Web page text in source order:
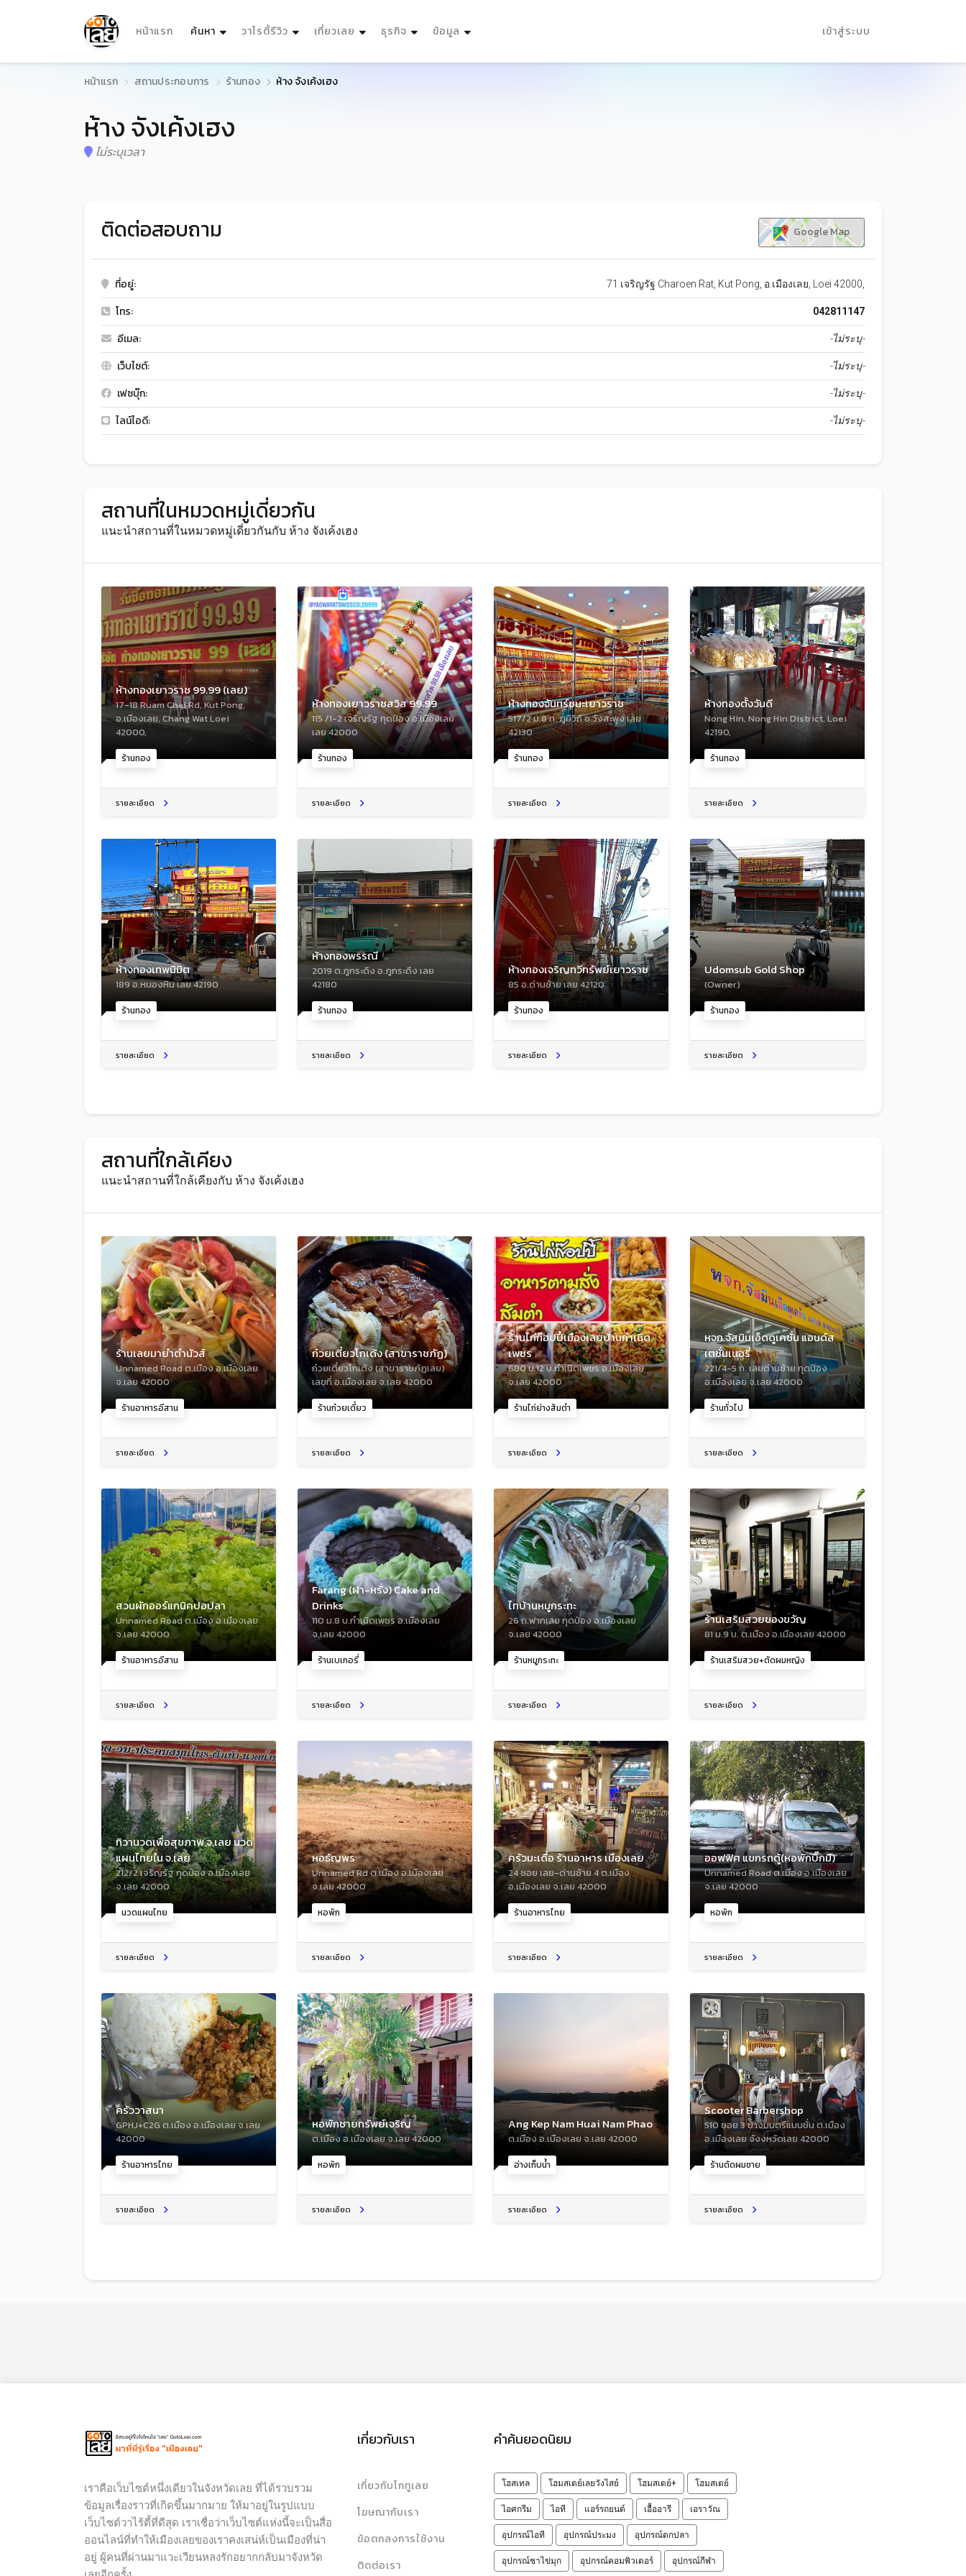
หน้าแรก ค้นหา (current)วาไรตี้รีวิว เที่ยวเลย ธุรกิจ ข้อมูล เข้าสู่ระบบ
หน้าแรก สถานประกอบการ ร้านทอง ห้าง จังเค้งเฮง
ห้าง จังเค้งเฮง
ไม่ระบุเวลา
ติดต่อสอบถาม Google Map
ที่อยู่: 71 เจริญรัฐ Charoen Rat, Kut Pong, อ.เมืองเลย, Loei 42000,
โทร: 042811147
อีเมล: -ไม่ระบุ-
เว็บไซต์: -ไม่ระบุ-
เฟซบุ๊ก: -ไม่ระบุ-
ไลน์ไอดี: -ไม่ระบุ-
สถานที่ในหมวดหมู่เดี่ยวกัน
แนะนำสถานที่ในหมวดหมู่เดี่ยวกันกับ ห้าง จังเค้งเฮง
ร้านทอง
ห้างทองเยาวราช 99.99 (เลย)
17-18 Ruam Chai Rd, Kut Pong,
อ.เมืองเลย, Chang Wat Loei
42000,
รายละเอียด
ร้านทอง
ห้างทองเยาวราชสวิส 99.99
115 /1-2 เจริญรัฐ กุดป่อง อ.เมืองเลย
เลย 42000
รายละเอียด
ร้านทอง
ห้างทองจันทร์ชนะเยาวราช
517/2 ม.8 ถ. ภูมิวิถี อ.วังสะพุง เลย
42130
รายละเอียด
ร้านทอง
ห้างทองตั้งวันดี
Nong Hin, Nong Hin District, Loei
42190,
รายละเอียด
ร้านทอง
ห้างทองเทพนิมิต
189 อ.หนองหิน เลย 42190
รายละเอียด
ร้านทอง
ห้างทองพรรณี
2019 ต.ภูกระดึง อ.ภูกระดึง เลย
42180
รายละเอียด
ร้านทอง
ห้างทองเจริญทวีทรัพย์เยาวราช
85 อ.ด่านซ้าย เลย 42120
รายละเอียด
ร้านทอง
Udomsub Gold Shop
(Owner)
รายละเอียด
สถานที่ใกล้เคียง
แนะนำสถานที่ใกล้เคียงกับ ห้าง จังเค้งเฮง
ร้านอาหารอีสาน
ร้านเลยมายำตำนัวส์
Unnamed Road ต.เมือง อ.เมืองเลย
จ.เลย 42000
รายละเอียด
ร้านก๋วยเตี๋ยว
ก๋วยเตี๋ยวโกเด้ง (สาขาราชภัฏ)
ก๋วยเตี๋ยวโกเด้ง (สาขาราชภัฏเลย)
เลขที่ อ.เมืองเลย จ.เลย 42000
รายละเอียด
ร้านไก่ย่างส้มตำ
ร้านไก่ก๊อปปี้เมืองเลยบ้านกำเนิด
เพชร
680 ม.12 บ.กำเนิดเพชร อ.เมืองเลย
จ.เลย 42000
รายละเอียด
ร้านทั่วไป
หจก.จัสมินเอ็ดดูเคชั่น แอนด์ส
เตชั่นเนอรี่
221/4-5 ถ. เลยด่านซ้าย กุดป่อง
อ.เมืองเลย จ.เลย 42000
รายละเอียด
ร้านอาหารอีสาน
สวนผักออร์แกนิคปอปลา
Unnamed Road ต.เมือง อ.เมืองเลย
จ.เลย 42000
รายละเอียด
ร้านเบเกอรี่
Farang (ฝา-หรั่ง) Cake and
Drinks
110 ม.8 บ.กำเนิดเพชร อ.เมืองเลย
จ.เลย 42000
รายละเอียด
ร้านหมูกระทะ
ไทบ้านหมูกระทะ
26 ถ.ฟากเลย กุดป่อง อ.เมืองเลย
จ.เลย 42000
รายละเอียด
ร้านเสริมสวย+ตัดผมหญิง
ร้านเสริมสวยของขวัญ
81 ม.9 บ. ต.เมือง อ.เมืองเลย 42000
รายละเอียด
นวดแผนไทย
ทิวานวดเพื่อสุขภาพ จ.เลย นวด
แผนไทยใน จ.เลย
212/2 เจริญรัฐ กุดป่อง อ.เมืองเลย
จ.เลย 42000
รายละเอียด
หอพัก
หอธัญพร
Unnamed Rd ต.เมือง อ.เมืองเลย
จ.เลย 42000
รายละเอียด
ร้านอาหารไทย
ครัวมะเดื่อ ร้านอาหาร เมืองเลย
24 ซอย เลย-ด่านซ้าย 4 ต.เมือง
อ.เมืองเลย จ.เลย 42000
รายละเอียด
หอพัก
ออฟฟิศ แขกรถตู้(หอพักบิ๊กมี)
Unnamed Road ต.เมือง อ.เมืองเลย
จ.เลย 42000
รายละเอียด
ร้านอาหารไทย
ครัววาสนา
GPHJ+C2G ต.เมือง อ.เมืองเลย จ.เลย
42000
รายละเอียด
หอพัก
หอพักชายทรัพย์เจริญ
ต.เมือง อ.เมืองเลย จ.เลย 42000
รายละเอียด
อ่างเก็บน้ำ
Ang Kep Nam Huai Nam Phao
ต.เมือง อ.เมืองเลย จ.เลย 42000
รายละเอียด
ร้านตัดผมชาย
Scooter Barbershop
510 ซอย 3 ข้างมนตรีแมนชั่น ต.เมือง
อ.เมืองเลย จังงหวัดเลย 42000
รายละเอียด
เราคือเว็บไซต์หนึ่งเดียวในจังหวัดเลย ที่ได้รวบรวม
ข้อมูลเรื่องราวที่เกิดขึ้นมากมาย ให้มาอยู่ในรูปแบบ
เว็บไซต์วาไร้ตี้ที่ดีสุด เราเชื่อว่าเว็บไซต์แห่งนี้จะเป็นสื่อ
ออนไลน์ที่ทำให้เมืองเลยของเราคงเสน่ห์เป็นเมืองที่น่า
อยู่ ผู้คนที่ผ่านมาแวะเวียนหลงรักอยากกลับมาจังหวัด
เกี่ยวกับเรา
เกี่ยวกับโกทูเลย
โฆษณากับเรา
ข้อตกลงการใช้งาน
ติดต่อเรา
คำค้นยอดนิยม
โฮสเทล โฮมสเตย์เลยวังไสย์ โฮมสเตย์+ โฮมสเตย์
ไอศกรีม ไอที แอร์รถยนต์ เอื้ออารี เอราวัณ
อุปกรณ์ไอที อุปกรณ์ประมง อุปกรณ์ตกปลา
อุปกรณ์ชาไข่มุก อุปกรณ์คอมพิวเตอร์ อุปกรณ์กีฬา